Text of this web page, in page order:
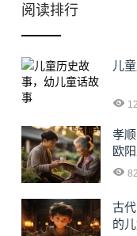
阅读排行
儿
孝
欧
古
的